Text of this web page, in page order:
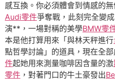
感互換。你必須體會到情感的
Audi零件爭奪戰，此刻完全變
演**，一場對稱的美學BMW零
本是他打算用來「與林天秤進行
點哲學討論」的道具，現在全
件起她用來測量咖啡因含量的激
零件 ，對著門口的牛土豪發出